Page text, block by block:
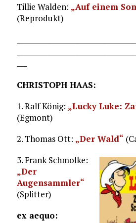
Tillie Walden: „Auf einem
(Reprodukt)
CHRISTOPH HAAS:
1. Ralf König: „Lucky Luke:
(Egmont)
2. Thomas Ott: „Der Wald“
3. Frank Schmolke:
„Der
Augensammler“
(Splitter)
ex aequo: